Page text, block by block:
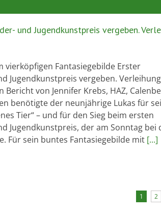
ein fester Bestandteil der
wurde von Bürgern für
in sozialer Not zu helfen.
und ehrenamtliches
verbinden Menschen, indem
dazu beitragen,
Fokus liegt dabei auf sozialem
ist.
und gemeinsam mit uns
Bürger zu leisten. Lassen Sie
und Jugendkunstpreis vergeben.
vierköpfigen Fantasiegebilde Erster
Jugendkunstpreis vergeben. Verleihung
Bericht von Jennifer Krebs, HAZ,
benötigte der neunjährige Lukas für
Tier“ – und für den Sieg beim ersten
Jugendkunstpreis, der am Sonntag bei
Für sein buntes Fantasiegebilde mit [...]
1 2